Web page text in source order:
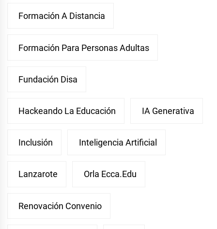
Formación A Distancia
Formación Para Personas Adultas
Fundación Disa
Hackeando La Educación IA Generativa
Inclusión Inteligencia Artificial
Lanzarote Orla Ecca.edu
Renovación Convenio